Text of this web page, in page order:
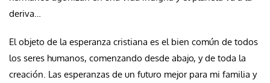
deriva…
El objeto de la esperanza cristiana es el bien común de todos
los seres humanos, comenzando desde abajo, y de toda la
creación. Las esperanzas de un futuro mejor para mi familia y